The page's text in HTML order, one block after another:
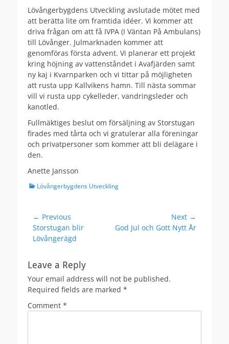
Lövångerbygdens Utveckling avslutade mötet med
att berätta lite om framtida idéer. Vi kommer att
driva frågan om att få IVPA (I Väntan På Ambulans)
till Lövånger. Julmarknaden kommer att
genomföras första advent. Vi planerar ett projekt
kring höjning av vattenståndet i Avafjärden samt
ny kaj i Kvarnparken och vi tittar på möjligheten
att rusta upp Kallvikens hamn. Till nästa sommar
vill vi rusta upp cykelleder, vandringsleder och
kanotled.
Fullmäktiges beslut om försäljning av Storstugan
firades med tårta och vi gratulerar alla föreningar
och privatpersoner som kommer att bli delägare i
den.
Anette Jansson
Categories
Lövångerbygdens Utveckling
Post
navigation
← Previous
Previous
post:
Storstugan blir
Lövångerägd
Next →
Next
God Jul och Gott Nytt År
Leave a Reply
Your email address will not be published.
Required fields are marked *
Comment *